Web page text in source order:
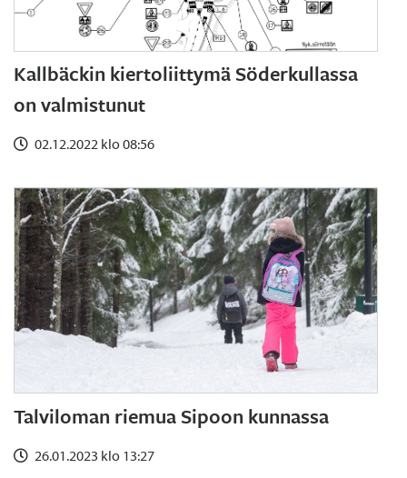
Kallbäckin kiertoliittymä Söderkullassa
on valmistunut
02.12.2022 klo 08:56
Talviloman riemua Sipoon kunnassa
26.01.2023 klo 13:27